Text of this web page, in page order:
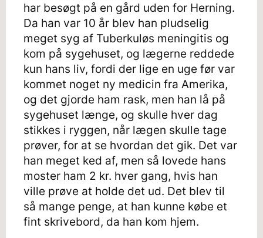
har besøgt på en gård uden for Herning.
Da han var 10 år blev han pludselig
meget syg af Tuberkuløs meningitis og
kom på sygehuset, og lægerne reddede
kun hans liv, fordi der lige en uge før var
kommet noget ny medicin fra Amerika,
og det gjorde ham rask, men han lå på
sygehuset længe, og skulle hver dag
stikkes i ryggen, når lægen skulle tage
prøver, for at se hvordan det gik. Det var
han meget ked af, men så lovede hans
moster ham 2 kr. hver gang, hvis han
ville prøve at holde det ud. Det blev til
så mange penge, at han kunne købe et
fint skrivebord, da han kom hjem.